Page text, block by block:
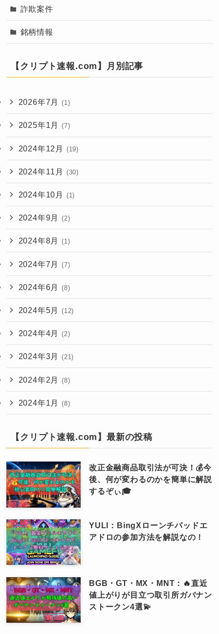
詐欺案件
銘柄情報
【クリプト速報.com】月別記事
2026年7月 (1)
2025年1月 (7)
2024年12月 (19)
2024年11月 (30)
2024年10月 (1)
2024年9月 (2)
2024年8月 (1)
2024年7月 (7)
2024年6月 (8)
2024年5月 (12)
2024年4月 (2)
2024年3月 (21)
2024年2月 (8)
2024年1月 (8)
【クリプト速報.com】最新の投稿
改正金融商品取引法が可決！💰今
後、何が変わるのかを簡単に解説
するぞぃ🎓
YULI：BingXローンチパッドエ
アドロの参加方法を解説なの！
BGB・GT・MX・MNT：🔥直近
値上がりが目立つ取引所ガバナン
ストークン4選💫